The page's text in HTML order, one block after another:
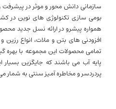
سازمانی دانش محور و موثر در
بومی سازی تکنولوژی های نوین در
همواره پیشرو در ارائه نسل جدید
افزودنی های بتن و ملات، انواع
تمامی محصولات این مجموعه با بهره
پایه آب می باشند که جایگزین
پردردسر و مخاطره آمیز سنتی به شمار